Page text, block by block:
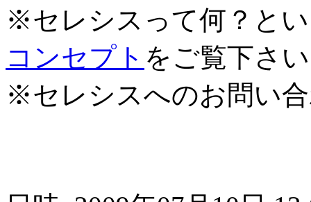
※セレシスって何？と
コンセプト をご覧下さ
※セレシスへのお問い